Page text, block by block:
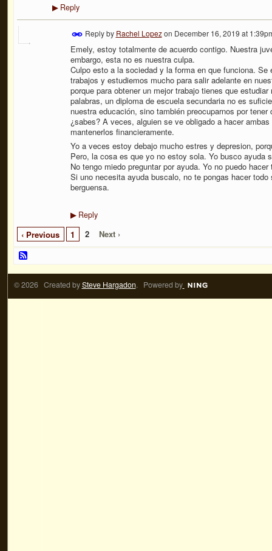
▶Reply
Reply by Rachel Lopezon December 16, 2019 at
Emely, estoy totalmente de acuerdo contigo. Nuestra
embargo, esta no es nuestra culpa.
Culpo esto a la sociedad y la forma en que funciona.
trabajos y estudiemos mucho para salir adelante en
porque para obtener un mejor trabajo tienes que
palabras, un diploma de escuela secundaria no es
nuestra educación, sino también preocuparnos por
¿sabes? A veces, alguien se ve obligado a hacer
mantenerlos financieramente.
Yo a veces estoy debajo mucho estres y depresion,
Pero, la cosa es que yo no estoy sola. Yo busco ayuda
No tengo miedo preguntar por ayuda. Yo no puedo
Si uno necesita ayuda buscalo, no te pongas hacer
berguensa.
▶Reply
‹ Previous 1 2 Next ›
© 2026 Created bySteve Hargadon. Powered by